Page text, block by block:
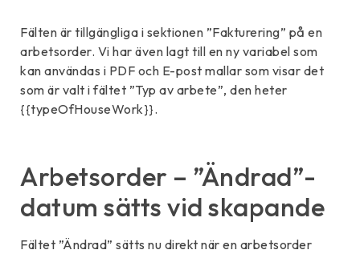
Fälten är tillgängliga i sektionen ”Fakturering” på en
arbetsorder. Vi har även lagt till en ny variabel som
kan användas i PDF och E-post mallar som visar det
som är valt i fältet ”Typ av arbete”, den heter
{{typeOfHouseWork}}.
Arbetsorder – ”Ändrad”-
datum sätts vid skapande
Fältet ”Ändrad” sätts nu direkt när en arbetsorder